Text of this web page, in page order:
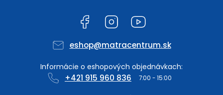
Facebook Instagram
eshop@matracentrum.sk
+421 915 960 836